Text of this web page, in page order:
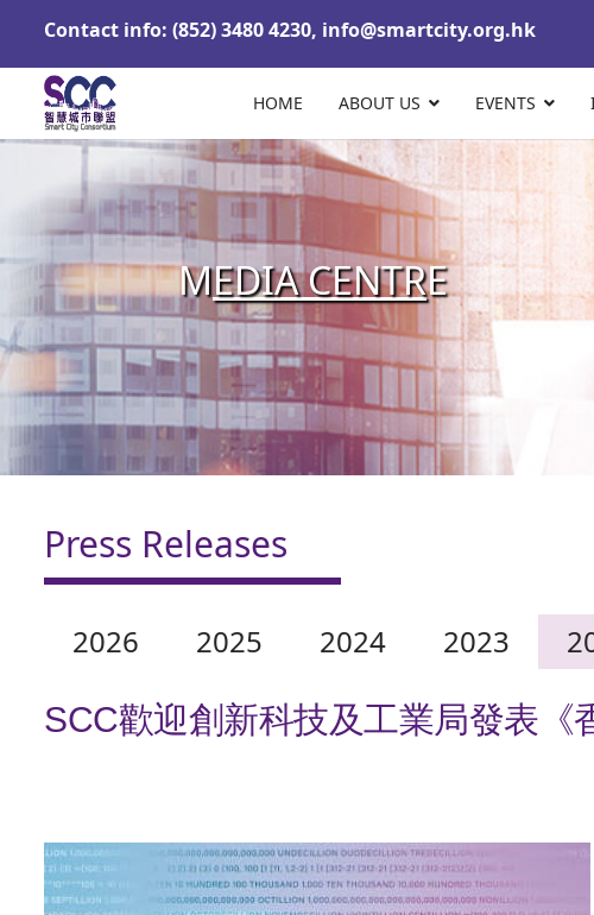
Contact info: (852) 3480 4230, info@smartcity.org.hk
HOME ABOUT US EVENTS
MEDIA CENTRE
Press Releases
2026 2025 2024 2023
SCC歡迎創新科技及工業局發表《